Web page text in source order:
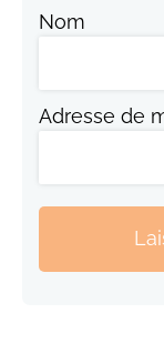
Nom
Adresse de